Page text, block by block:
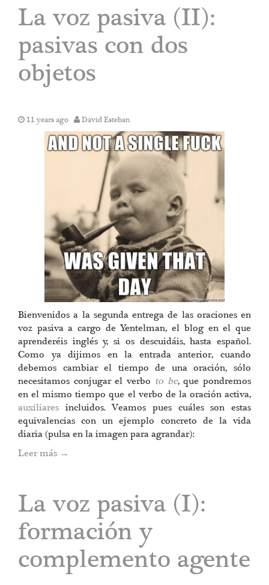
La voz pasiva (II):
pasivas con dos
objetos
11 years ago David Esteban
Bienvenidos a la segunda entrega de las oraciones en
voz pasiva a cargo de Yentelman, el blog en el que
aprenderéis inglés y, si os descuidáis, hasta español.
Como ya dijimos en la entrada anterior, cuando
debemos cambiar el tiempo de una oración, sólo
necesitamos conjugar el verbo to be, que pondremos
en el mismo tiempo que el verbo de la oración activa,
auxiliares incluidos. Veamos pues cuáles son estas
equivalencias con un ejemplo concreto de la vida
diaria (pulsa en la imagen para agrandar):
Leer más →
La voz pasiva (I):
formación y
complemento agente